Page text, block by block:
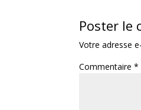
Poster le
Votre adresse
Commentaire*